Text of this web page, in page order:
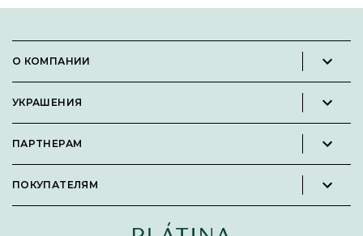
О КОМПАНИИ
Вакансии
УКРАШЕНИЯ
Кольца
ПАРТНЕРАМ
Личный кабинет партнера
ПОКУПАТЕЛЯМ